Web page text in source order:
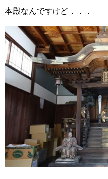
本殿なんですけど．．．